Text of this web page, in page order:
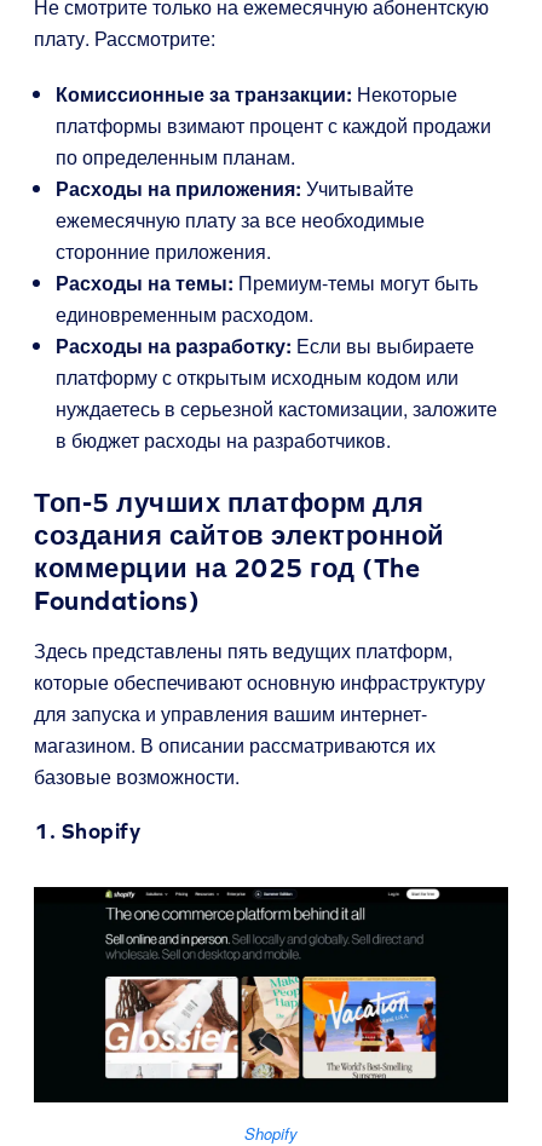
Не смотрите только на ежемесячную абонентскую
плату. Рассмотрите:
Комиссионные за транзакции: Некоторые
платформы взимают процент с каждой продажи
по определенным планам.
Расходы на приложения: Учитывайте
ежемесячную плату за все необходимые
сторонние приложения.
Расходы на темы: Премиум-темы могут быть
единовременным расходом.
Расходы на разработку: Если вы выбираете
платформу с открытым исходным кодом или
нуждаетесь в серьезной кастомизации, заложите
в бюджет расходы на разработчиков.
Топ-5 лучших платформ для
создания сайтов электронной
коммерции на 2025 год (The
Foundations)
Здесь представлены пять ведущих платформ,
которые обеспечивают основную инфраструктуру
для запуска и управления вашим интернет-
магазином. В описании рассматриваются их
базовые возможности.
1. Shopify
Shopify